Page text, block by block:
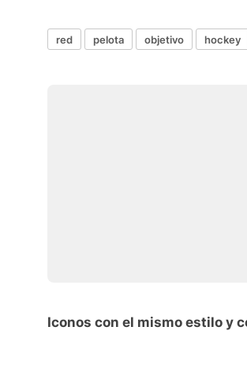
red pelota objetivo hockey
Iconos con el mismo estilo y